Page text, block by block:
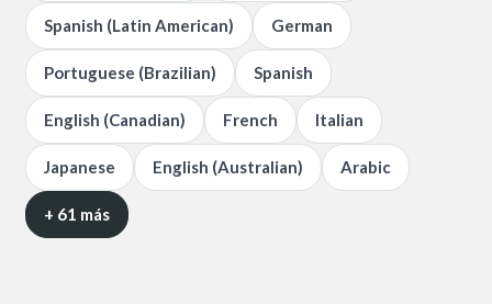
Spanish (Latin American) German
Portuguese (Brazilian) Spanish
English (Canadian) French Italian
Japanese English (Australian) Arabic
+ 61 más